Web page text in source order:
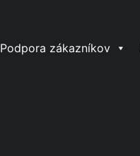
Podpora zákazníkov